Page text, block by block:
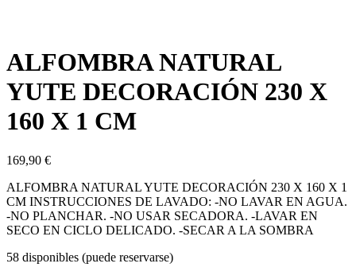
ALFOMBRA NATURAL
YUTE DECORACIÓN 230 X
160 X 1 CM
169,90 €
ALFOMBRA NATURAL YUTE DECORACIÓN 230 X 160 X 1
CM INSTRUCCIONES DE LAVADO: -NO LAVAR EN AGUA.
-NO PLANCHAR. -NO USAR SECADORA. -LAVAR EN
SECO EN CICLO DELICADO. -SECAR A LA SOMBRA
58 disponibles (puede reservarse)